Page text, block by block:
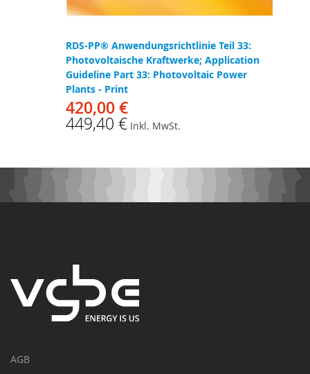
RDS-PP® Anwendungsrichtlinie Teil 33:
Photovoltaische Kraftwerke; Application
Guideline Part 33: Photovoltaic Power
Plants - Print
420,00 €
449,40 € Inkl. MwSt.
AGB